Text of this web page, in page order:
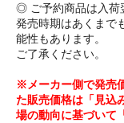
◎ ご予約商品は入荷
発売時期はあくまで
能性もあります。
ご了承ください。
※メーカー側で発売
た販売価格は「見込
場の動向に基づいて